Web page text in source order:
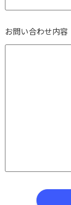
お問い合わせ内容